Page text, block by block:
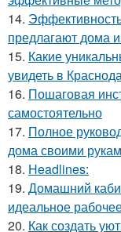
14.
предлагают дома
15. Какие
увидеть в
16. Пошаговая
самостоятельно
17. Полное
дома своими
18. Headlines:
19. Домашний
идеальное
20. Как создать